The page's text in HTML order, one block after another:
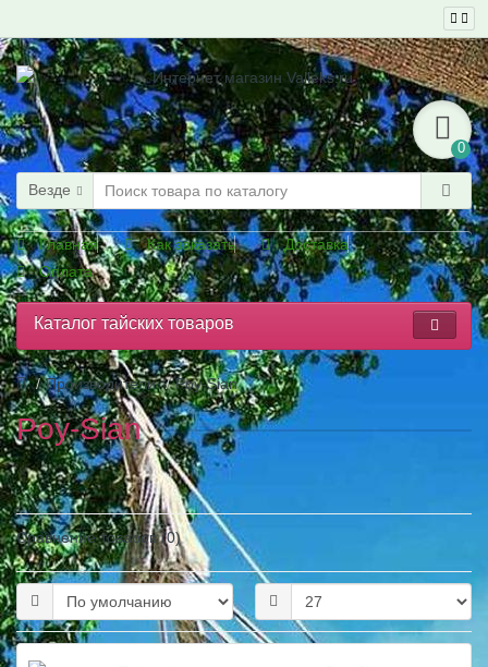
0
Везде
Главная Как заказать
Доставка
Оплата
Каталог тайских товаров
Производители Poy-Sian
Poy-Sian
Сравнение товаров (0)